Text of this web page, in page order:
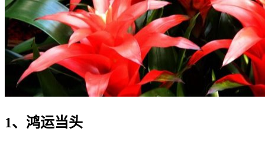
1、鸿运当头